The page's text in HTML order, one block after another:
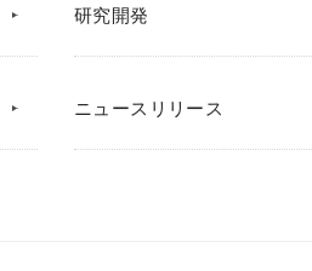
研究開発
ニュースリリース